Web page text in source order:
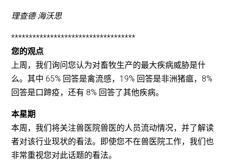
理查德·海沃思
***********************************
您的观点
上周，我们询问您认为对畜牧生产的最大疾病威胁是什
么。其中 65% 回答是禽流感，19% 回答是非洲猪瘟，8%
回答是口蹄疫，还有 8% 回答了其他疾病。
本星期
本周，我们将关注兽医院兽医的人员流动情况，并了解读
者对该行业现状的看法。即使您不在兽医院工作，我们也
非常重视您对此话题的看法。